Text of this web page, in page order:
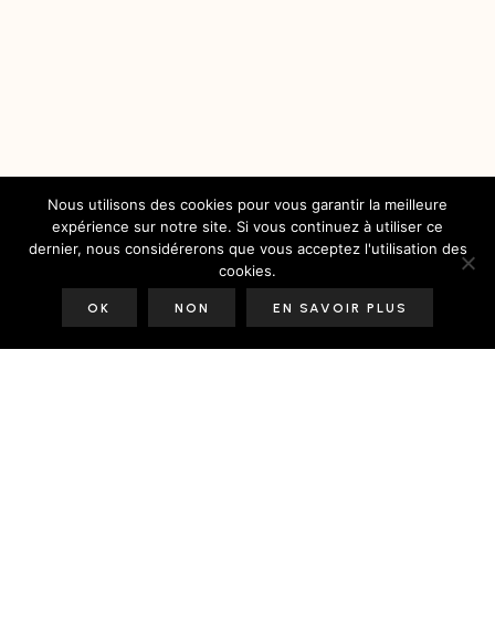
Nous utilisons des cookies pour vous garantir la meilleure
expérience sur notre site. Si vous continuez à utiliser ce
dernier, nous considérerons que vous acceptez l'utilisation des
cookies.
OK NON EN SAVOIR PLUS